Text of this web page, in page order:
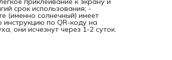
срок использования; -
(именно солнечный) имеет
инструкцию по QR-коду на
они исчезнут через 1-2 суток.